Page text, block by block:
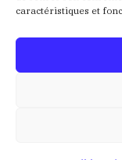
caractéristiques et